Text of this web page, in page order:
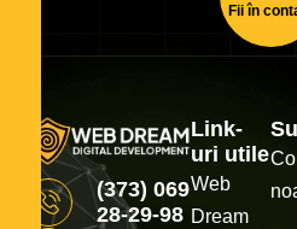
Fii în
(373) 069
28-29-98
Link-
uri utile
Web
Dream